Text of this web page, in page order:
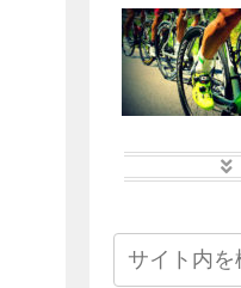
峰松 大介